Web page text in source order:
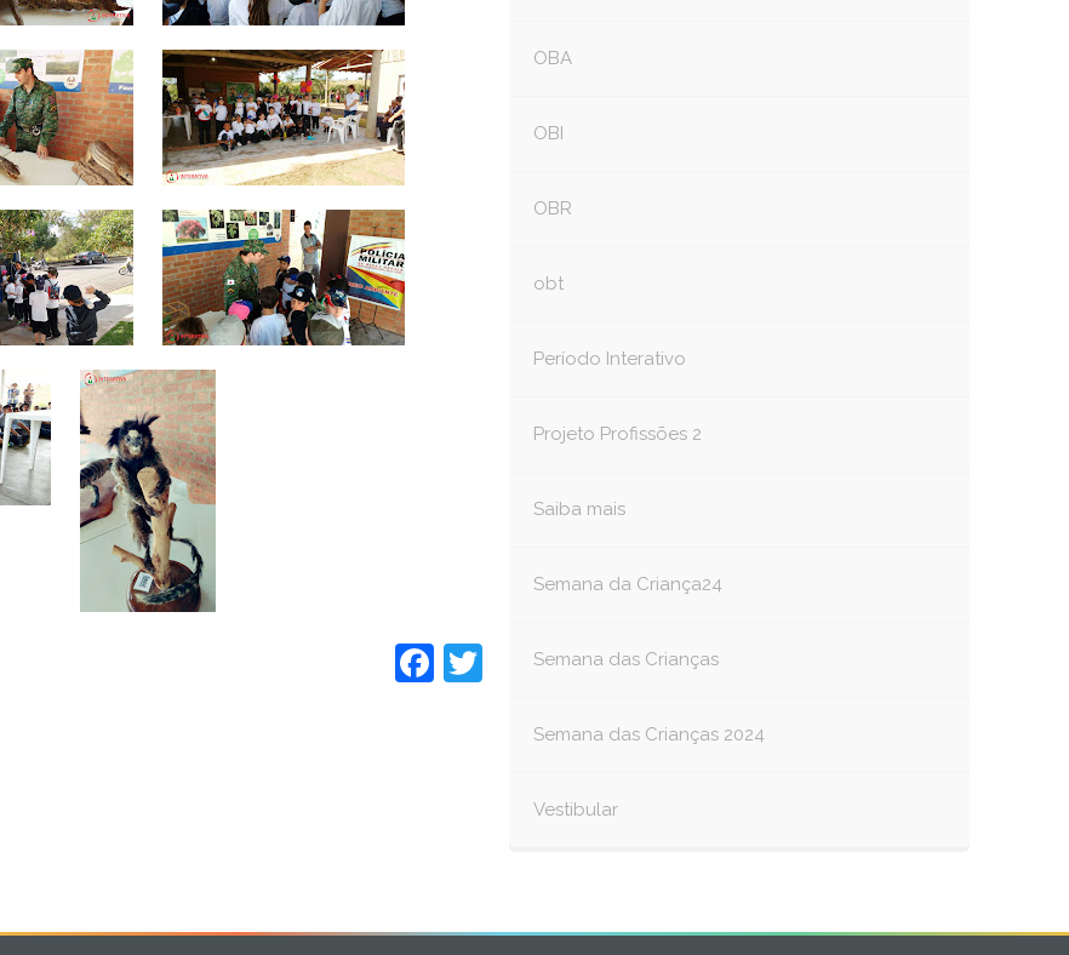
Facebook
Twitter
OBA
OBI
OBR
obt
Período Interativo
Projeto Profissões 2
Saiba mais
Semana da Criança24
Semana das Crianças
Semana das Crianças 2024
Vestibular